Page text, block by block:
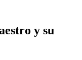
y su